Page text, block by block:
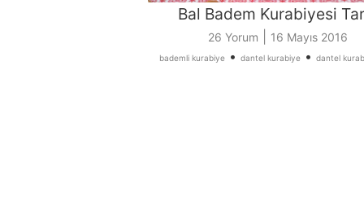
Bal Badem Kurabiyesi
26 Yorum 16 Mayıs 2016
bademli kurabiye • dantel kurabiye • dantel